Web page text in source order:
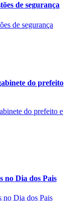
de segurança
do prefeito
no Dia dos Pais